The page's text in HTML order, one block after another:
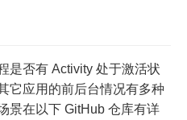
是否有 Activity 处于激活状
它应用的前后台情况有多种
景在以下 GitHub 仓库有详